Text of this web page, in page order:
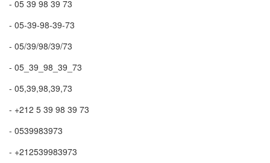
- 05 39 98 39 73
- 05-39-98-39-73
- 05/39/98/39/73
- 05_39_98_39_73
- 05,39,98,39,73
- +212 5 39 98 39 73
- 0539983973
- +212539983973